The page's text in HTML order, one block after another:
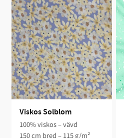
Viskos Solblom
100% viskos – vävd
150 cm bred – 115 g/m²